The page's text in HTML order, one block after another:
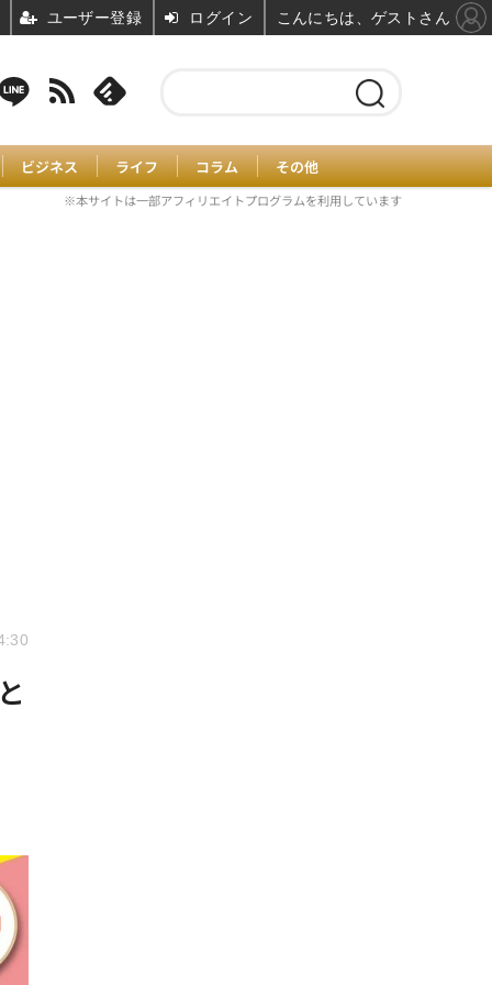
ビジネス ライフ コラム その他
※本サイトは一部アフィリエイトプログラムを利用しています
ユーザー登録 ログイン こんにちは、ゲストさん